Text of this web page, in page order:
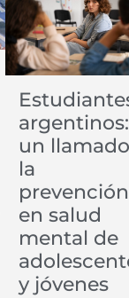
argentinos:
un
la
prevención
en salud
mental de
y jóvenes